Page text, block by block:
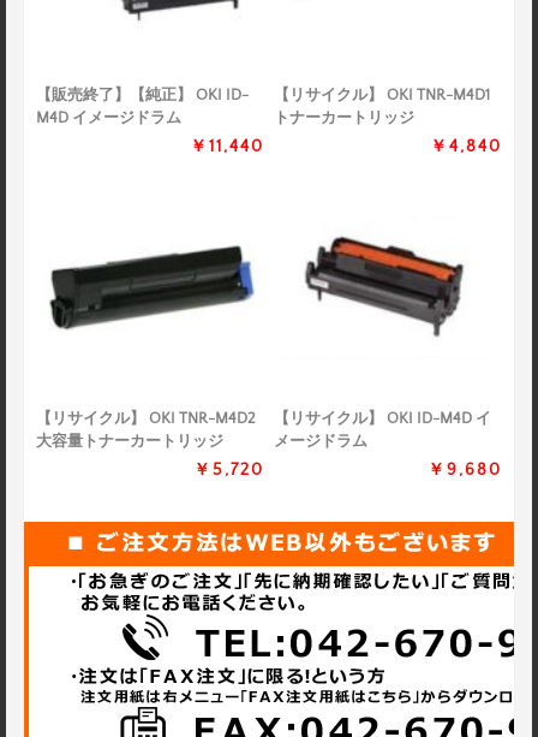
【販売終了】【純正】 OKI ID-
M4D イメージドラム
￥11,440
【リサイクル】 OKI TNR-M4D1
トナーカートリッジ
￥4,840
【リサイクル】 OKI TNR-M4D2
大容量トナーカートリッジ
￥5,720
【リサイクル】 OKI ID-M4D イ
メージドラム
￥9,680